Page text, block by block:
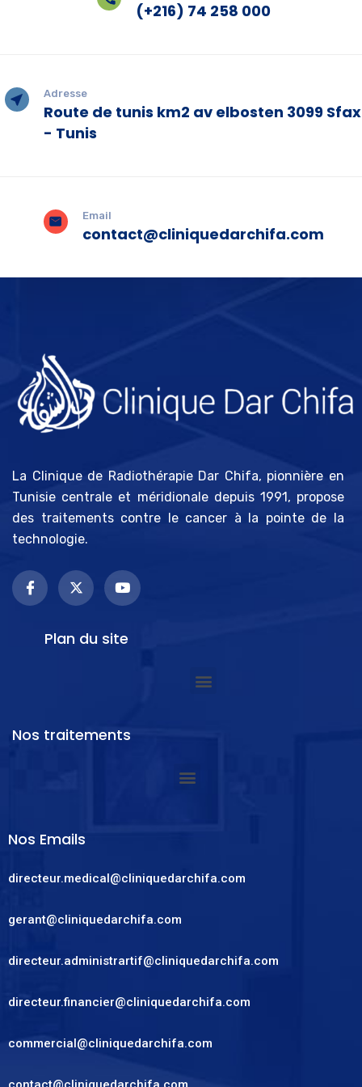
(+216) 74 258 000
Adresse
Route de tunis km2 av elbosten 3099 Sfax
- Tunis
Email
contact@cliniquedarchifa.com
La Clinique de Radiothérapie Dar Chifa, pionnière en
Tunisie centrale et méridionale depuis 1991, propose
des traitements contre le cancer à la pointe de la
technologie.
Plan du site
Nos traitements
Nos Emails
directeur.medical@cliniquedarchifa.com
gerant@cliniquedarchifa.com
directeur.administrartif@cliniquedarchifa.com
directeur.financier@cliniquedarchifa.com
commercial@cliniquedarchifa.com